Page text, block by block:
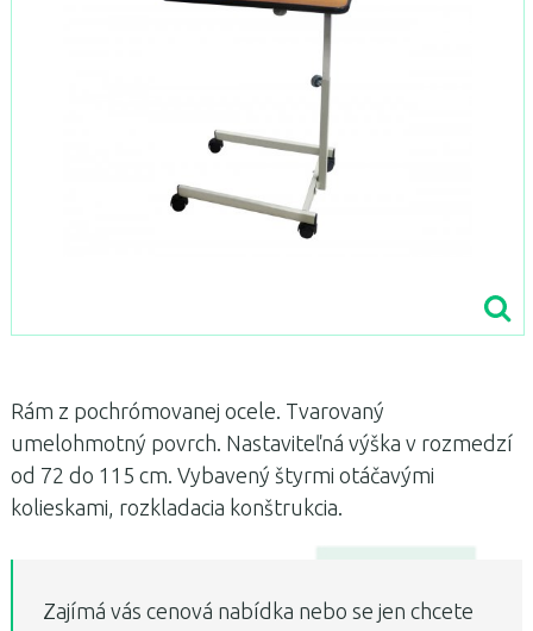
Rám z pochrómovanej ocele. Tvarovaný
umelohmotný povrch. Nastaviteľná výška v rozmedzí
od 72 do 115 cm. Vybavený štyrmi otáčavými
kolieskami, rozkladacia konštrukcia.
Zajímá vás cenová nabídka nebo se jen chcete